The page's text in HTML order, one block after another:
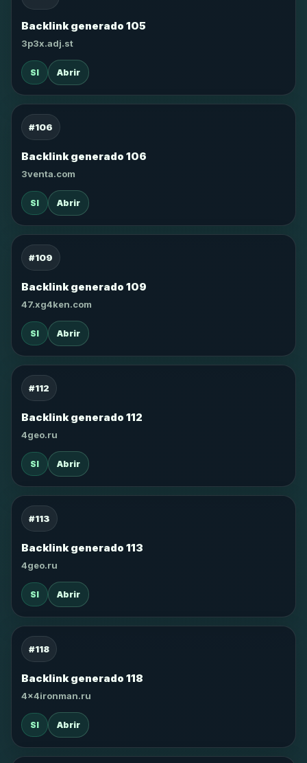
Backlink generado 105
3p3x.adj.st
SI Abrir
#106
Backlink generado 106
3venta.com
SI Abrir
#109
Backlink generado 109
47.xg4ken.com
SI Abrir
#112
Backlink generado 112
4geo.ru
SI Abrir
#113
Backlink generado 113
4geo.ru
SI Abrir
#118
Backlink generado 118
4x4ironman.ru
SI Abrir